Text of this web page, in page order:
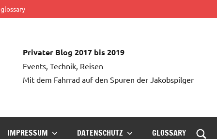
glossary
Privater Blog 2017 bis 2019
Events, Technik, Reisen
Mit dem Fahrrad auf den Spuren der Jakobspilger
IMPRESSUM DATENSCHUTZ GLOSSARY